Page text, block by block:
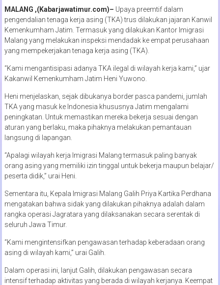
MALANG ,(Kabarjawatimur.com)– Upaya preemtif dalam
pengendalian tenaga kerja asing (TKA) trus dilakukan jajaran Kanwil
Kemenkumham Jatim. Termasuk yang dilakukan Kantor Imigrasi
Malang yang melakukan inspeksi mendadak ke empat perusahaan
yang mempekerjakan tenaga kerja asing (TKA).
“Kami mengantisipasi adanya TKA ilegal di wilayah kerja kami,” ujar
Kakanwil Kemenkumham Jatim Heni Yuwono.
Heni menjelaskan, sejak dibukanya border pasca pandemi, jumlah
TKA yang masuk ke Indonesia khususnya Jatim mengalami
peningkatan. Untuk memastikan mereka bekerja sesuai dengan
aturan yang berlaku, maka pihaknya melakukan pemantauan
langsung di lapangan.
“Apalagi wilayah kerja Imigrasi Malang termasuk paling banyak
orang asing yang memiliki izin tinggal untuk bekerja maupun belajar/
peserta didik,” urai Heni.
Sementara itu, Kepala Imigrasi Malang Galih Priya Kartika Perdhana
mengatakan bahwa sidak yang dilakukan pihaknya adalah dalam
rangka operasi Jagratara yang dilaksanakan secara serentak di
seluruh Jawa Timur.
“Kami mengintensifkan pengawasan terhadap keberadaan orang
asing di wilayah kami,” urai Galih.
Dalam operasi ini, lanjut Galih, dilakukan pengawasan secara
intensif terhadap aktivitas yang berada di wilayah kerjanya. Keempat